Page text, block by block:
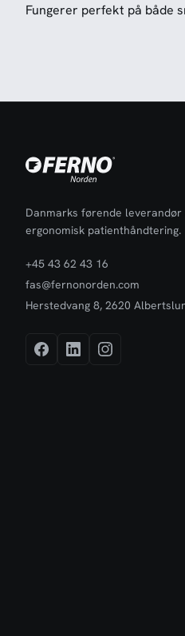
Fungerer perfekt på både
Danmarks førende
ergonomisk patienthåndtering.
+45 43 62 43 16
fas@fernonorden.com
Herstedvang 8, 2620